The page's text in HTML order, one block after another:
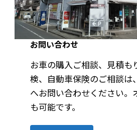
お問い合わせ
お車の購入ご相談、見積も
検、自動車保険のご相談は
へお問い合わせください。
も可能です。